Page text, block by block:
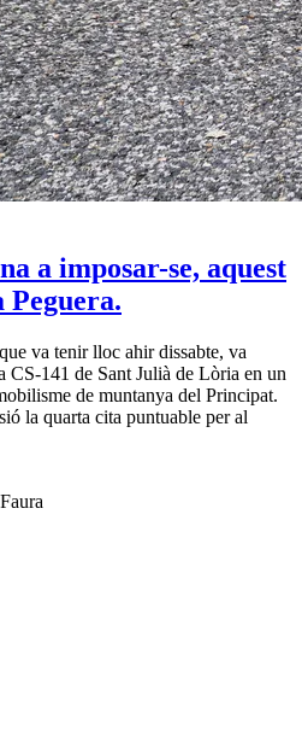
a imposar-se, aquest
Peguera.
va tenir lloc ahir dissabte, va
CS-141 de Sant Julià de Lòria en un
de muntanya del Principat.
la quarta cita puntuable per al